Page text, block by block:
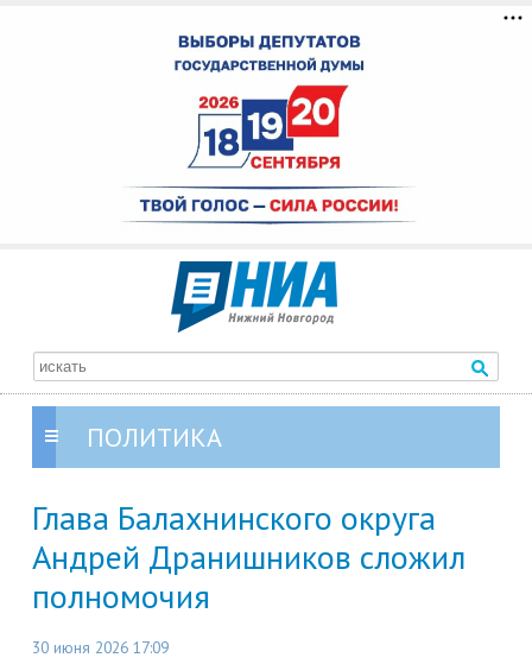
ПОЛИТИКА
Глава Балахнинского округа
Андрей Дранишников сложил
полномочия
30 июня 2026 17:09